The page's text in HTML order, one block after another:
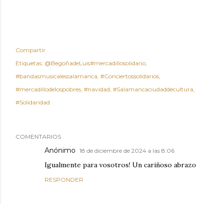
Compartir
Etiquetas: @BegoñadeLuis#mercadillosolidario
#bandasmusicalessalamanca #Conciertossolidarios
#mercadillodelospobres #navidad #Salamancaciudaddecultura
#Solidaridad
COMENTARIOS
Anónimo 18 de diciembre de 2024 a las 8:06
Igualmente para vosotros! Un cariñoso abrazo
RESPONDER